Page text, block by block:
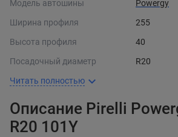
Модель автошины
Powergy
Ширина профиля
255
Высота профиля
40
Посадочный диаметр
R20
Читать полностью
Описание Pirelli
R20 101Y